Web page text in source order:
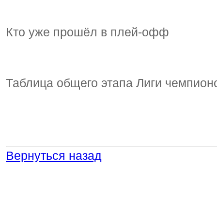
Кто уже прошёл в плей-офф
Таблица общего этапа Лиги
Вернуться назад